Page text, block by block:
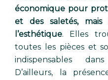
économique pour
et des saletés,
l’esthétique. Elles
toutes les pièces et
indispensables
D’ailleurs, la